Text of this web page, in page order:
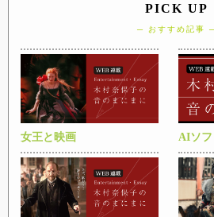
PICK UP
─ おすすめ記事
女王と映画 AIソ